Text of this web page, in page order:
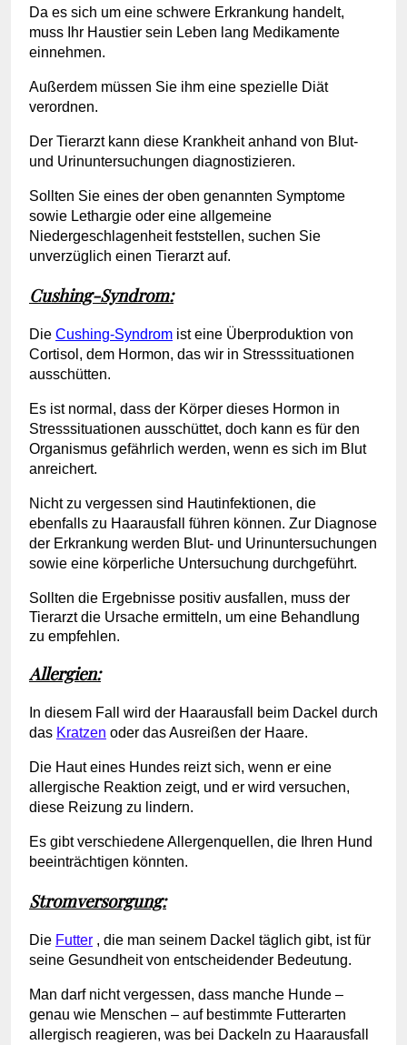
Da es sich um eine schwere Erkrankung handelt,
muss Ihr Haustier sein Leben lang Medikamente
einnehmen.
Außerdem müssen Sie ihm eine spezielle Diät
verordnen.
Der Tierarzt kann diese Krankheit anhand von Blut-
und Urinuntersuchungen diagnostizieren.
Sollten Sie eines der oben genannten Symptome
sowie Lethargie oder eine allgemeine
Niedergeschlagenheit feststellen, suchen Sie
unverzüglich einen Tierarzt auf.
Cushing-Syndrom:
Die Cushing-Syndrom ist eine Überproduktion von
Cortisol, dem Hormon, das wir in Stresssituationen
ausschütten.
Es ist normal, dass der Körper dieses Hormon in
Stresssituationen ausschüttet, doch kann es für den
Organismus gefährlich werden, wenn es sich im Blut
anreichert.
Nicht zu vergessen sind Hautinfektionen, die
ebenfalls zu Haarausfall führen können. Zur Diagnose
der Erkrankung werden Blut- und Urinuntersuchungen
sowie eine körperliche Untersuchung durchgeführt.
Sollten die Ergebnisse positiv ausfallen, muss der
Tierarzt die Ursache ermitteln, um eine Behandlung
zu empfehlen.
Allergien:
In diesem Fall wird der Haarausfall beim Dackel durch
das Kratzen oder das Ausreißen der Haare.
Die Haut eines Hundes reizt sich, wenn er eine
allergische Reaktion zeigt, und er wird versuchen,
diese Reizung zu lindern.
Es gibt verschiedene Allergenquellen, die Ihren Hund
beeinträchtigen könnten.
Stromversorgung:
Die Futter , die man seinem Dackel täglich gibt, ist für
seine Gesundheit von entscheidender Bedeutung.
Man darf nicht vergessen, dass manche Hunde –
genau wie Menschen – auf bestimmte Futterarten
allergisch reagieren, was bei Dackeln zu Haarausfall